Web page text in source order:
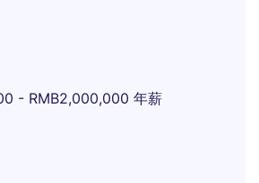
- RMB2,000,000 年薪